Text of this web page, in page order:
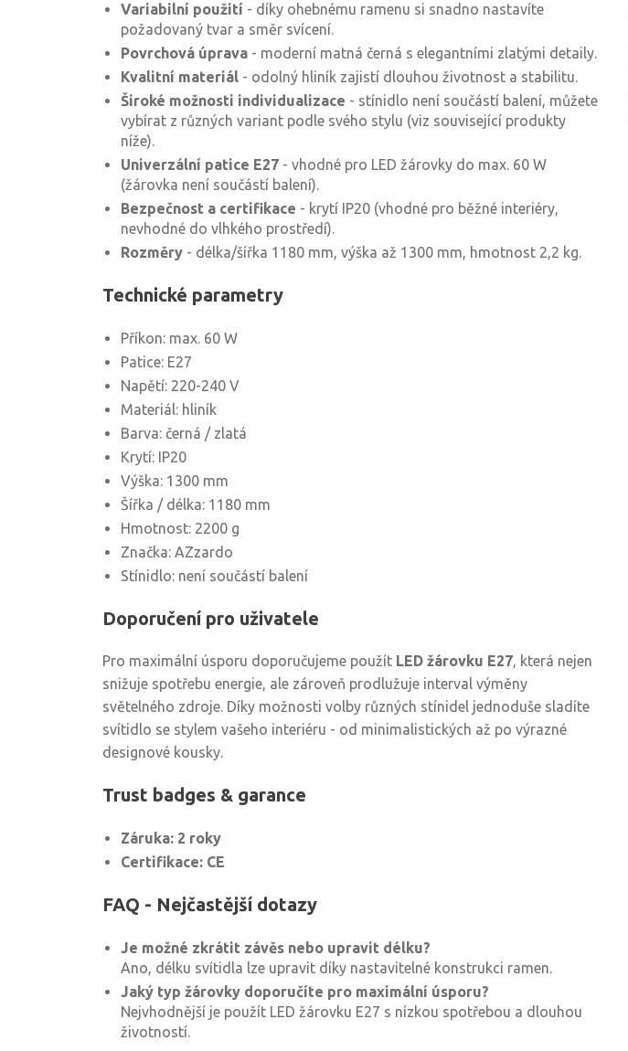
Variabilní použití - díky ohebnému ramenu si snadno nastavíte
požadovaný tvar a směr svícení.
Povrchová úprava - moderní matná černá s elegantními zlatými detaily.
Kvalitní materiál - odolný hliník zajistí dlouhou životnost a stabilitu.
Široké možnosti individualizace - stínidlo není součástí balení, můžete
vybírat z různých variant podle svého stylu (viz související produkty
níže).
Univerzální patice E27 - vhodné pro LED žárovky do max. 60 W
(žárovka není součástí balení).
Bezpečnost a certifikace - krytí IP20 (vhodné pro běžné interiéry,
nevhodné do vlhkého prostředí).
Rozměry - délka/šířka 1180 mm, výška až 1300 mm, hmotnost 2,2 kg.
Technické parametry
Příkon: max. 60 W
Patice: E27
Napětí: 220-240 V
Materiál: hliník
Barva: černá / zlatá
Krytí: IP20
Výška: 1300 mm
Šířka / délka: 1180 mm
Hmotnost: 2200 g
Značka: AZzardo
Stínidlo: není součástí balení
Doporučení pro uživatele
Pro maximální úsporu doporučujeme použít LED žárovku E27, která nejen
snižuje spotřebu energie, ale zároveň prodlužuje interval výměny
světelného zdroje. Díky možnosti volby různých stínidel jednoduše sladíte
svítidlo se stylem vašeho interiéru - od minimalistických až po výrazné
designové kousky.
Trust badges & garance
Záruka: 2 roky
Certifikace: CE
FAQ - Nejčastější dotazy
Je možné zkrátit závěs nebo upravit délku?
Ano, délku svítidla lze upravit díky nastavitelné konstrukci ramen.
Jaký typ žárovky doporučíte pro maximální úsporu?
Nejvhodnější je použít LED žárovku E27 s nízkou spotřebou a dlouhou
životností.